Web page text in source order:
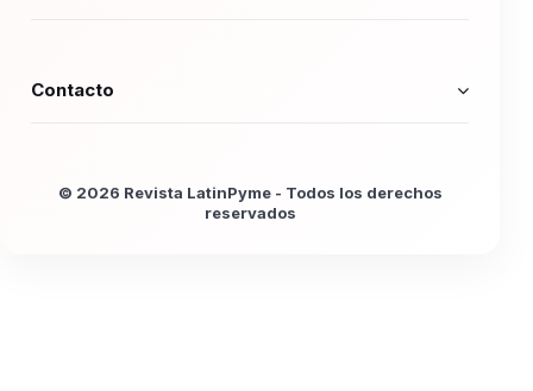
Contacto
© 2026 Revista LatinPyme - Todos los derechos
reservados